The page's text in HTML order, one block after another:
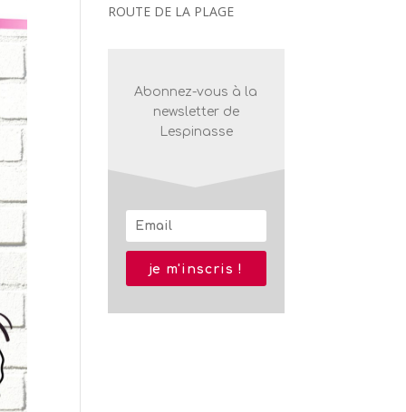
ROUTE DE LA PLAGE
Abonnez-vous à la
newsletter de
Lespinasse
je m'inscris !